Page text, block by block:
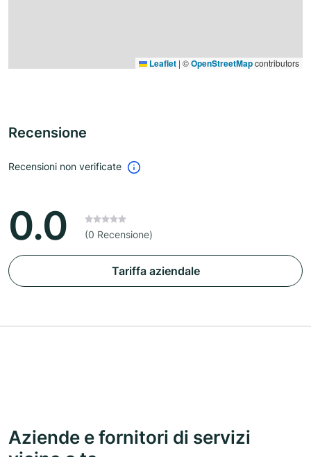
Leaflet | ©OpenStreetMapcontributors
Recensione
Recensioni non verificate
0.0 (0 Recensione)
Tariffa aziendale
Aziende e fornitori di servizi